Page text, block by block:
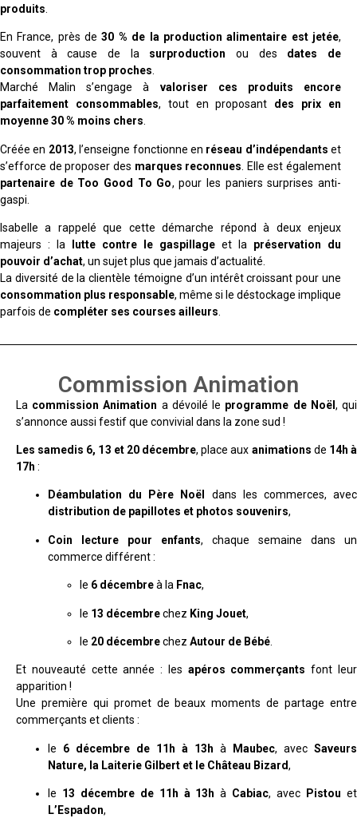
produits
En France, près de30 % de la production alimentaire est jetée,
souvent à cause de la surproduction ou des dates de
consommation trop proches.
Marché Malin s’engage à valoriser ces produits encore
parfaitement consommables, tout en proposant des prix en
moyenne 30 % moins chers.
Créée en 2013, l’enseigne fonctionne en réseau d’indépendants et
s’efforce de proposer des marques reconnues . Elle est également
partenaire de Too Good To Go, pour les paniers surprises anti-
gaspi.
Isabelle a rappelé que cette démarche répond à deux enjeux
majeurs : la
lutte contre le gaspillage et la préservation du
pouvoir d’achat, un sujet plus que jamais d’actualité.
La diversité de la clientèle témoigne d’un intérêt croissant pour une
consommation plus responsable, même si le déstockage implique
parfois de compléter ses courses ailleurs.
Commission Animation
La commission Animation a dévoilé le programme de Noël , qui
s’annonce aussi festif que convivial dans la zone sud !
Les samedis 6, 13 et 20 décembre, place aux animations de 14h à
17h :
Déambulation du Père Noël
dans les commerces, avec
distribution de papillotes et photos souvenirs,
Coin lecture pour enfants, chaque semaine dans un
commerce différent :
le 6 décembreà la Fnac,
le 13 décembrechez King Jouet,
le 20 décembrechez Autour de Bébé
Et nouveauté cette année : les apéros commerçants font leur
apparition !
Une première qui promet de beaux moments de partage entre
commerçants et clients :
le 6 décembre de 11h à 13h à Maubec, avec Saveurs
Nature, la Laiterie Gilbert et le Château Bizard,
le 13 décembre de 11h à 13h à Cabiac, avec Pistou et
L’Espadon,